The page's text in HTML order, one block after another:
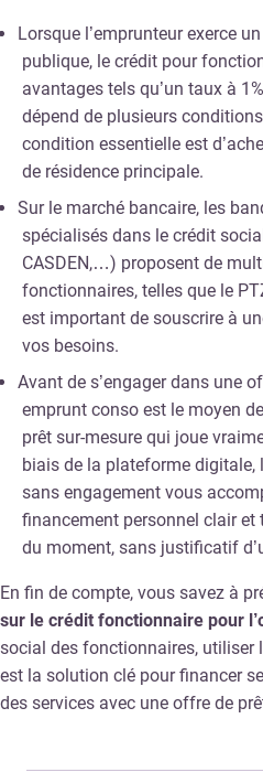
Lorsque l’emprunteur exerce
publique, le crédit pour
avantages tels qu’un taux à
dépend de plusieurs
condition essentielle est
de résidence principale.
Sur le marché bancaire, les
spécialisés dans le crédit
CASDEN,…) proposent de
fonctionnaires, telles que le
est important de souscrire à
vos besoins.
Avant de s’engager dans une
emprunt conso est le moyen
prêt sur-mesure qui joue
biais de la plateforme
sans engagement vous
financement personnel clair
du moment, sans justificatif
En fin de compte, vous savez à
sur le crédit fonctionnaire pour
social des fonctionnaires, utiliser
est la solution clé pour financer
des services avec une offre de